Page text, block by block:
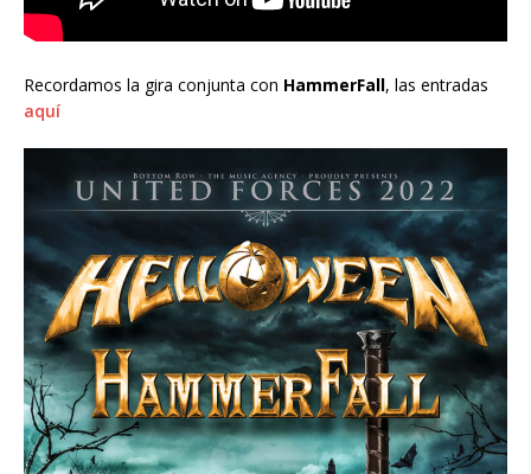
Recordamos la gira conjunta con HammerFall, las entradas
aquí